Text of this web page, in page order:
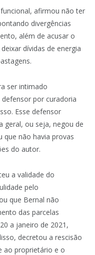
afirmou não ter
divergências
além de acusar o
dívidas de energia
ser intimado
por curadoria
Esse defensor
geral, ou seja, negou de
que não havia provas
do autor.
a validade do
pelo
que Bernal não
das parcelas
a janeiro de 2021,
decretou a rescisão
ao proprietário e o